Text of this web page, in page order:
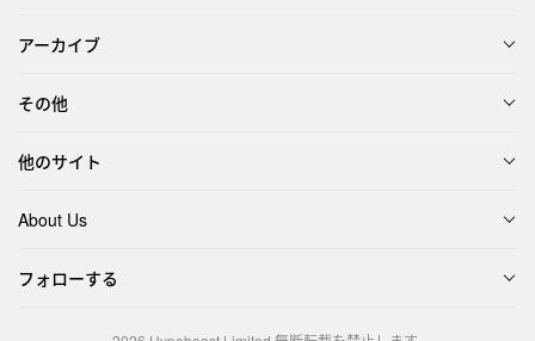
アーカイブ
その他
他のサイト
About Us
フォローする